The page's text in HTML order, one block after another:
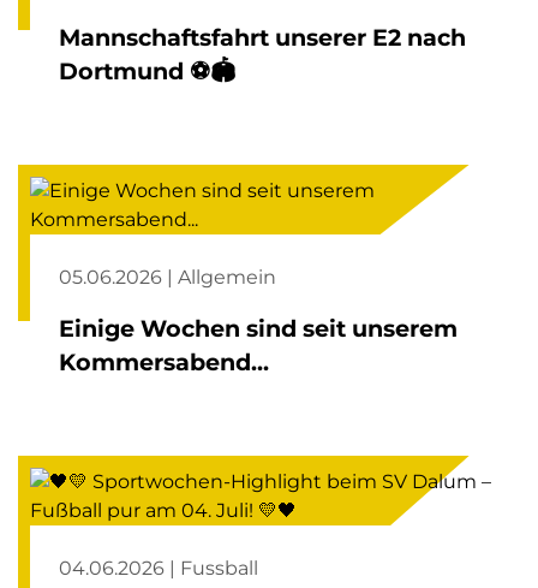
Mannschaftsfahrt unserer E2 nach
Dortmund ⚽🏟️
05.06.2026 | Allgemein
Einige Wochen sind seit unserem
Kommersabend...
04.06.2026 | Fussball